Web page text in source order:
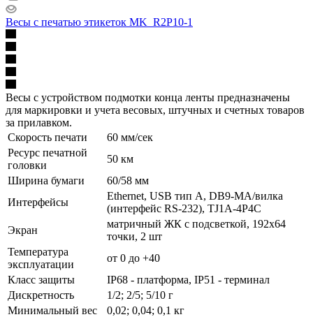
Весы с печатью этикеток MK_R2P10-1
Весы с устройством подмотки конца ленты предназначены
для маркировки и учета весовых, штучных и счетных товаров
за прилавком.
Скорость печати
60 мм/сек
Ресурс печатной
головки
50 км
Ширина бумаги
60/58 мм
Интерфейсы
Ethernet, USB тип А, DB9-MА/вилка
(интерфейс RS-232), TJ1A-4P4C
Экран
матричный ЖК с подсветкой, 192х64
точки, 2 шт
Температура
эксплуатации
от 0 до +40
Класс защиты
IP68 - платформа, IP51 - терминал
Дискретность
1/2; 2/5; 5/10 г
Минимальный вес
0,02; 0,04; 0,1 кг